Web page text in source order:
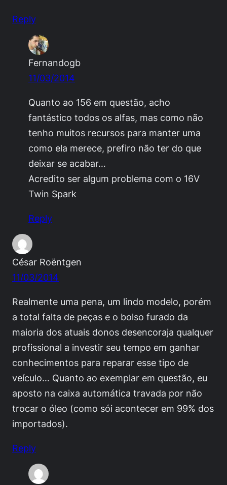
Reply
Fernandogb
11/03/2014
Quanto ao 156 em questão, acho
fantástico todos os alfas, mas como não
tenho muitos recursos para manter uma
como ela merece, prefiro não ter do que
deixar se acabar…
Acredito ser algum problema com o 16V
Twin Spark
Reply
César Roëntgen
11/03/2014
Realmente uma pena, um lindo modelo, porém
a total falta de peças e o bolso furado da
maioria dos atuais donos desencoraja qualquer
profissional a investir seu tempo em ganhar
conhecimentos para reparar esse tipo de
veículo… Quanto ao exemplar em questão, eu
aposto na caixa automática travada por não
trocar o óleo (como sói acontecer em 99% dos
importados).
Reply